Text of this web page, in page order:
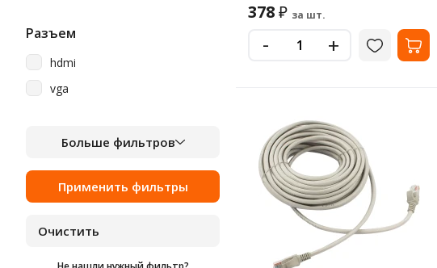
Разъем
hdmi
vga
Больше фильтров
378₽ за шт.
- +